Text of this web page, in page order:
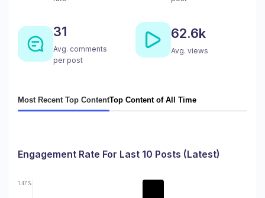
31
Avg. comments
per post
62.6k
Avg. views
Most Recent Top ContentTop Content of All Time
Engagement Rate For Last 10 Posts (Latest)
1.47%